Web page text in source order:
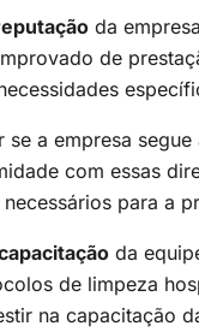
da
de
a empresa segue
com essas
para a
da
de limpeza
na capacitação